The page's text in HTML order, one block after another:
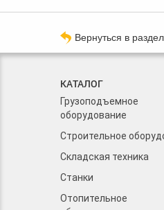
Вернуться в
КАТАЛОГ
Грузоподъемное
оборудование
Строительное
Складская техника
Станки
Отопительное